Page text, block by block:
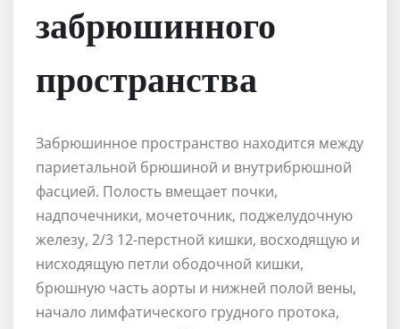
забрюшинного
пространства
Забрюшинное пространство находится между
париетальной брюшиной и внутрибрюшной
фасцией. Полость вмещает почки,
надпочечники, мочеточник, поджелудочную
железу, 2/3 12-перстной кишки, восходящую и
нисходящую петли ободочной кишки,
брюшную часть аорты и нижней полой вены,
начало лимфатического грудного протока,